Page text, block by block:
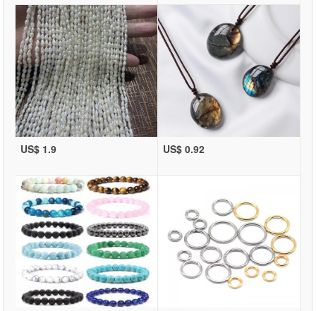
US$ 1.9 US$ 0.92